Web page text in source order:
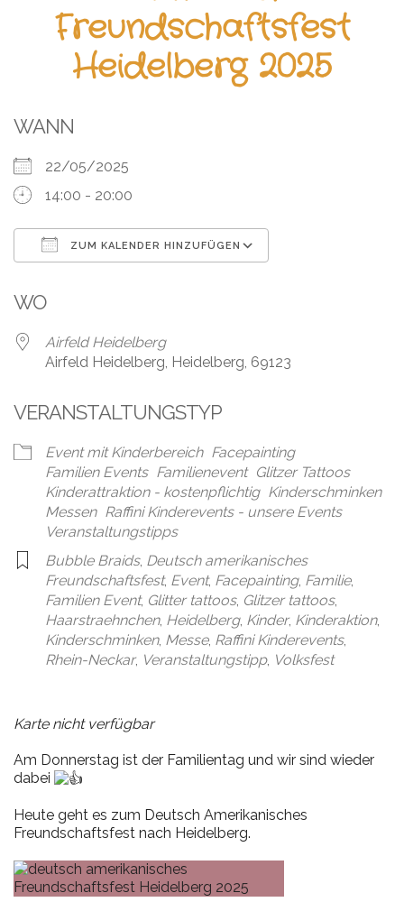
Events
Videos
Blog
Jobs
Partner/Links
Freundschaftsfest
Heidelberg 2025
WANN
22/05/2025
14:00 - 20:00
ZUM KALENDER HINZUFÜGEN
WO
Airfeld Heidelberg
Airfeld Heidelberg, Heidelberg, 69123
VERANSTALTUNGSTYP
Event mit Kinderbereich Facepainting
Familien Events Familienevent Glitzer Tattoos
Kinderattraktion - kostenpflichtig Kinderschminken
Messen Raffini Kinderevents - unsere Events
Veranstaltungstipps
Bubble Braids, Deutsch amerikanisches
Freundschaftsfest, Event, Facepainting, Familie,
Familien Event, Glitter tattoos, Glitzer tattoos,
Haarstraehnchen, Heidelberg, Kinder, Kinderaktion,
Kinderschminken, Messe, Raffini Kinderevents,
Rhein-Neckar, Veranstaltungstipp, Volksfest
Karte nicht verfügbar
Am Donnerstag ist der Familientag und wir sind wieder
dabei
Heute geht es zum Deutsch Amerikanisches
Freundschaftsfest nach Heidelberg.